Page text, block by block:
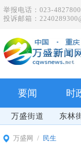
举报电话：023-
投诉邮箱：
要闻 时
万盛街道 东林
万盛网 民生